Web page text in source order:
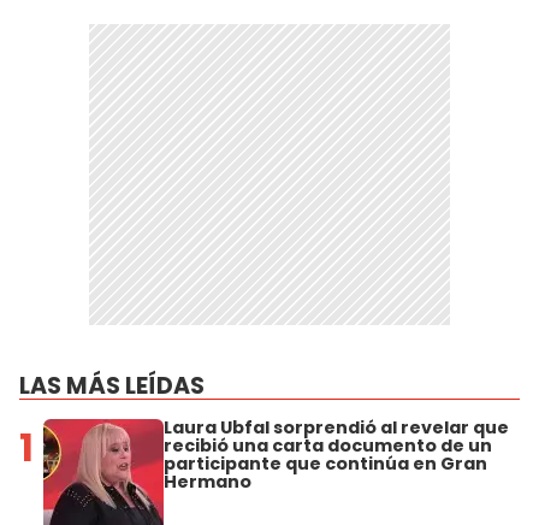
LAS MÁS LEÍDAS
1 Laura Ubfal sorprendió al revelar que
recibió una carta documento de un
participante que continúa en Gran
Hermano